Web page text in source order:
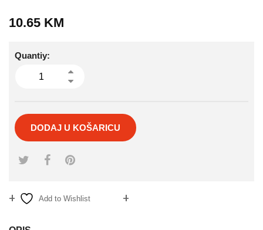
10.65 KM
Quantiy:
DODAJ U KOŠARICU
Add to Wishlist